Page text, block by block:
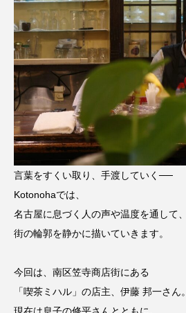
言葉をすくい取り、手渡していく──
Kotonohaでは、
名古屋に息づく人の声や温度を通して、
街の輪郭を静かに描いていきます。
今回は、南区笠寺商店街にある
「喫茶ミハル」の店主、伊藤 邦一さん。